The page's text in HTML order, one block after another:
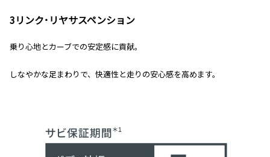
3リンク･リヤサスペンション
乗り心地とカーブでの安定感に貢献。
しなやかな足まわりで、快適性と走りの安心感を高めます。